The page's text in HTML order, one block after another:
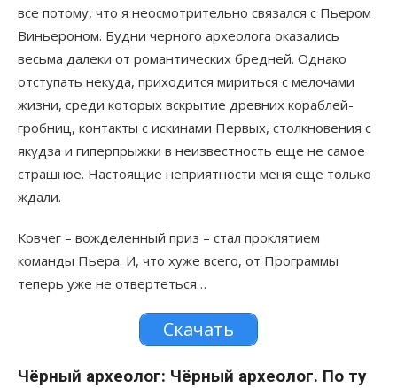
все потому, что я неосмотрительно связался с Пьером
Виньероном. Будни черного археолога оказались
весьма далеки от романтических бредней. Однако
отступать некуда, приходится мириться с мелочами
жизни, среди которых вскрытие древних кораблей-
гробниц, контакты с искинами Первых, столкновения с
якудза и гиперпрыжки в неизвестность еще не самое
страшное. Настоящие неприятности меня еще только
ждали.
Ковчег – вожделенный приз – стал проклятием
команды Пьера. И, что хуже всего, от Программы
теперь уже не отвертеться…
Скачать
Чёрный археолог: Чёрный археолог. По ту